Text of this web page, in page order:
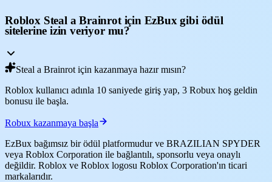
Roblox Steal a Brainrot için EzBux gibi ödül
sitelerine izin veriyor mu?
Steal a Brainrot için kazanmaya hazır mısın?
Roblox kullanıcı adınla 10 saniyede giriş yap, 3 Robux hoş geldin
bonusu ile başla.
Robux kazanmaya başla
EzBux bağımsız bir ödül platformudur ve BRAZILIAN SPYDER
veya Roblox Corporation ile bağlantılı, sponsorlu veya onaylı
değildir. Roblox ve Roblox logosu Roblox Corporation'ın ticari
markalarıdır.